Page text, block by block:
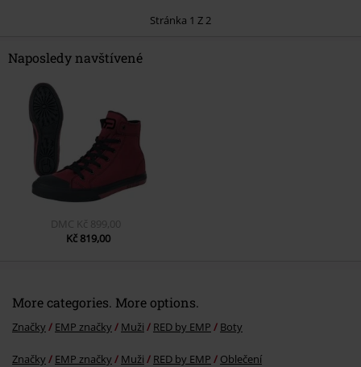
Odeslat komentář
Stránka 1 Z 2
Naposledy navštívené
DMC Kč 899,00
Kč 819,00
More categories. More options.
Značky EMP značky Muži RED by EMP Boty
Značky EMP značky Muži RED by EMP Oblečení